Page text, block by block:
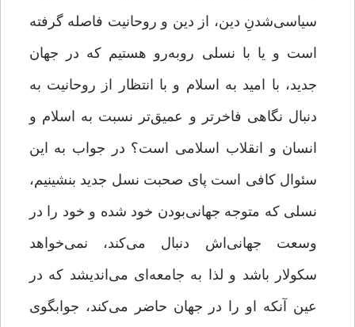
سیاسی‌شدنِ دین، از دین و روحانیت فاصله گرفته
است و یا با نسلی روبه‌رو هستیم که در جهان
جدید، با امید به اسلام و با انتظار از روحانیت به
دنبال نگاهی فاخرتر و عمیق‌تر نسبت به اسلام و
انسان و انقلاب اسلامی است؟ در جواب به این
سئوال کافی است پای صحبت نسل جدید بنشینیم،
نسلی که متوجه جهانی‌بودن خود شده و خود را در
وسعت جهانی‌اش دنبال می‌کند، نمی‌خواهد
سکولار باشد و لذا به جامعه‌ای می‌اندیشد که در
عین آنکه او را در جهان حاضر می‌کند، جوابگوی